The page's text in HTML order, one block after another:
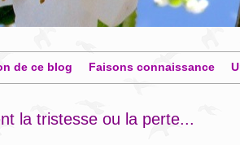
de ce blog Faisons connaissance
la tristesse ou la perte...